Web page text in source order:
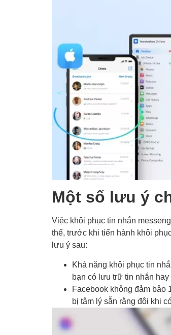
Một số lưu ý
Việc khôi phục tin nhắn
thế, trước khi tiến hành khôi
lưu ý sau:
Khả năng khôi phục tin
bạn có lưu trữ tin nhắn
Facebook không đảm bảo
bị tâm lý sẵn rằng đôi khi